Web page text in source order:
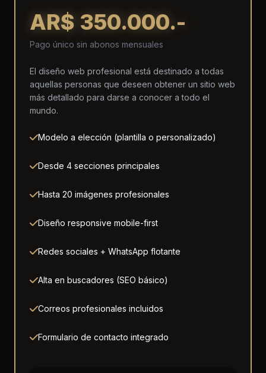
AR$ 350.000.-
Pago único sin abonos mensuales
El diseño web profesional está destinado a todas
aquellas personas que deseen obtener un sitio web
más detallado para darse a conocer a todo el
mundo.
Modelo a elección (plantilla o personalizado)
Desde 4 secciones principales
Hasta 20 imágenes profesionales
Diseño responsive mobile-first
Redes sociales + WhatsApp flotante
Alta en buscadores (SEO básico)
Correos profesionales incluidos
Formulario de contacto integrado